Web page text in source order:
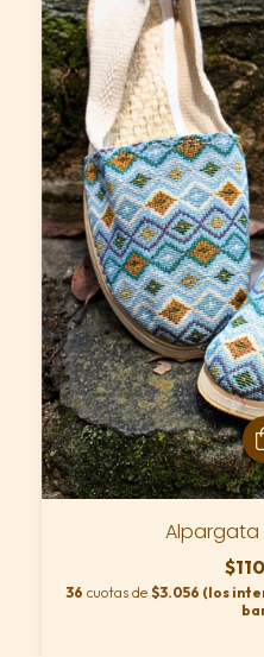
Alpargata
36 cuotas de $3.056 (los